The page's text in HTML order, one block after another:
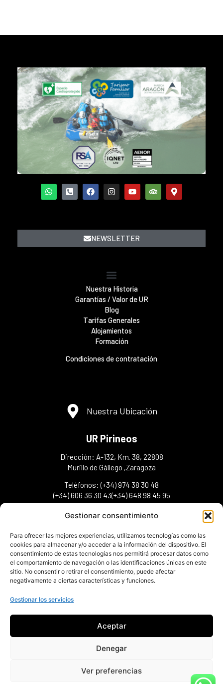
Gestionar consentimiento
Para ofrecer las mejores experiencias, utilizamos tecnologías como las
cookies para almacenar y/o acceder a la información del dispositivo. El
consentimiento de estas tecnologías nos permitirá procesar datos como
el comportamiento de navegación o las identificaciones únicas en este
sitio. No consentir o retirar el consentimiento, puede afectar
negativamente a ciertas características y funciones.
Gestionar los servicios
Aceptar
Denegar
Ver preferencias
NEWSLETTER
Nuestra Historia
Garantías / Valor de UR
Blog
Tarifas Generales
Alojamientos
Formación
Condiciones de contratación
Nuestra Ubicación
UR Pirineos
Dirección: A-132, Km. 38, 22808
Murillo de Gállego ,Zaragoza
Teléfonos: (+34) 974 38 30 48
(+34) 606 36 30 43(+34) 648 98 45 95
info@urpirineos.es
Todos los Derechos Reservados | UR Rafting SLL, Empresa autorizada
Por motivos de la pandemia por COVID, la empresa ha solicitado